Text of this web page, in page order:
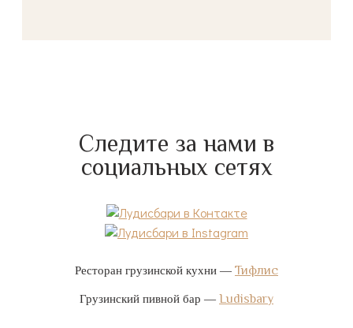
Следите за нами в
социальных сетях
Ресторан грузинской кухни — Тифлис
Грузинский пивной бар — Ludisbary